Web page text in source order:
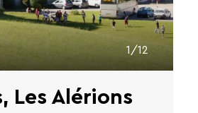
1/12
Les Alérions